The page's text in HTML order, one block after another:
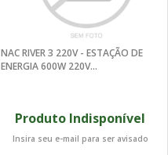
NAC RIVER 3 220V - ESTAÇÃO DE
ENERGIA 600W 220V
Produto Indisponível
Insira seu e-mail para ser avisado